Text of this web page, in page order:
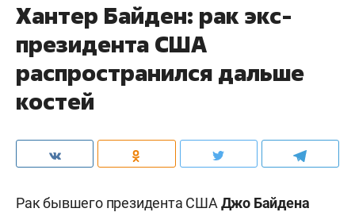
Хантер Байден: рак экс-
президента США
распространился дальше
костей
Рак бывшего президента СШАДжо Байдена